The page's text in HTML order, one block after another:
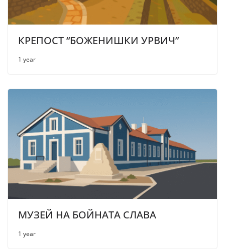
КРЕПОСТ “БОЖЕНИШКИ УРВИЧ”
1 year
МУЗЕЙ НА БОЙНАТА СЛАВА
1 year